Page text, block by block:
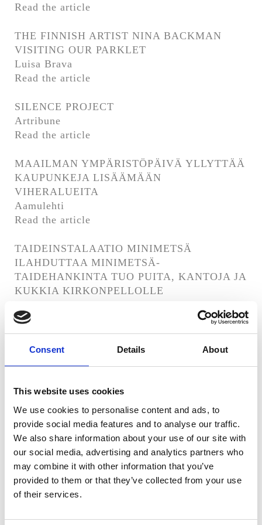
Consent Details About
This website uses cookies
We use cookies to personalise content and ads, to
provide social media features and to analyse our traffic.
We also share information about your use of our site with
our social media, advertising and analytics partners who
may combine it with other information that you’ve
provided to them or that they’ve collected from your use
of their services.
Read the article
THE FINNISH ARTIST NINA BACKMAN
VISITING OUR PARKLET
Luisa Brava
Read the article
SILENCE PROJECT
Artribune
Read the article
MAAILMAN YMPÄRISTÖPÄIVÄ YLLYTTÄÄ
KAUPUNKEJA LISÄÄMÄÄN
VIHERALUEITA
Aamulehti
Read the article
TAIDEINSTALAATIO MINIMETSÄ
ILAHDUTTAA MINIMETSÄ-
TAIDEHANKINTA TUO PUITA, KANTOJA JA
KUKKIA KIRKONPELLOLLE
Read the article
TAIDEINSTALAATIO MINIMETSÄ
KUKKIA KIRKONPELLOLLE
Itäväylä
Read the article
ALEKSANTERIN AUKIOLLE ISTUTETAAN
TAIDEINSTALAATIO MINIMETSÄ
Uusimaa
Read the article
MILJOONAN PUUN TALKOOT KUTSUU